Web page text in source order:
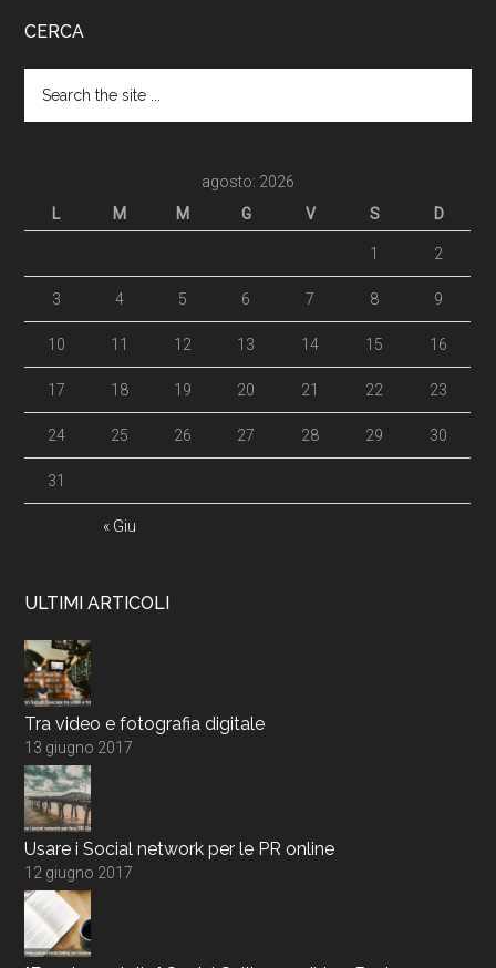
CERCA
agosto: 2026
L
M M G V S D
« Giu
1 2
3 4 5 6 7 8 9
10 11 12 13 14 15 16
17 18 19 20 21 22 23
24 25 26 27 28 29 30
31
ULTIMI ARTICOLI
Tra video e fotografia digitale
13 giugno 2017
Usare i Social network per le PR online
12 giugno 2017